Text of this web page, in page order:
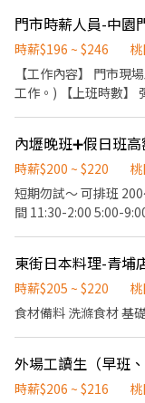
負責結帳、收銀等工
前與烹飪中之準備工作
切各種食材。 ．負責
所需要的食材。 ．協
外帶服務。
時薪$196 ~ $246
【工作內容】 門市現
工作。) 【上班時數】 彈性排班，可配合學生課後時段需求 1.每週
學習訓練，來創造顧
課程/實作課程訓練) 2.晉升
我們會依公司的經營
保險制度：勞保、健
用冰淇淋、員工折扣
時薪$200 ~ $220
短期勿試～ 可排班 200～
間 11:30-2:00 5:00-9:00 ⭐️送餐 ⭐️配餐 環境清潔 不用洗碗 店裏設備
迎加入我們
時薪$205 ~ $220
食材備料 洗滌食材 基
外場工讀生（早班
時薪$206 ~ $216